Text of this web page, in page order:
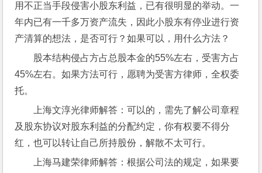
用不正当手段侵害小股东利益，已有很明显的举动。一
年内已有一千多万资产流失，因此小股东有停业进行资
产清算的想法，是否可行？如果可以，用什么方法？
股本结构侵占方占总股本金的55%左右，受害方占
45%左右。如果方法可行，愿聘为受害方律师，全权委
托。
上海文淳光律师解答：可以的，需先了解公司章程
及股东协议对股东利益的分配约定，你有权要不得分
红，也可以转让自己所持股份，解散不太可行。
上海马建荣律师解答：根据公司法的规定，如果要